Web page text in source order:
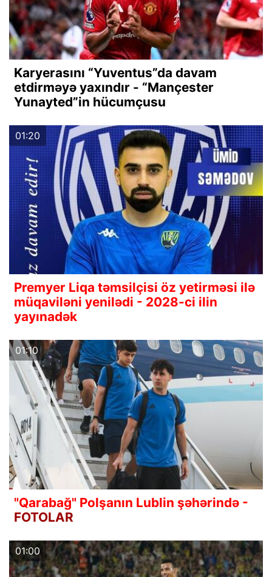
Karyerasını “Yuventus”da davam
etdirməyə yaxındır - “Mançester
Yunayted”in hücumçusu
01:20
Premyer Liqa təmsilçisi öz yetirməsi ilə
müqaviləni yenilədi - 2028-ci ilin
yayınadək
01:10
"Qarabağ" Polşanın Lublin şəhərində -
FOTOLAR
01:00